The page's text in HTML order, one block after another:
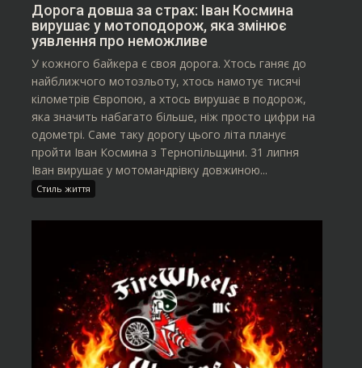
Дорога довша за страх: Іван Космина
вирушає у мотоподорож, яка змінює
уявлення про неможливе
У кожного байкера є своя дорога. Хтось ганяє до
найближчого мотозльоту, хтось намотує тисячі
кілометрів Європою, а хтось вирушає в подорож,
яка значить набагато більше, ніж просто цифри на
одометрі. Саме таку дорогу цього літа планує
пройти Іван Космина з Тернопільщини. 31 липня
Іван вирушає у мотомандрівку довжиною...
Стиль життя